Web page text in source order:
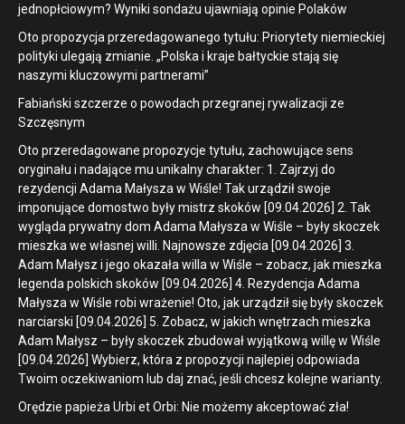
jednopłciowym? Wyniki sondażu ujawniają opinie Polaków
Oto propozycja przeredagowanego tytułu: Priorytety niemieckiej
polityki ulegają zmianie. „Polska i kraje bałtyckie stają się
naszymi kluczowymi partnerami”
Fabiański szczerze o powodach przegranej rywalizacji ze
Szczęsnym
Oto przeredagowane propozycje tytułu, zachowujące sens
oryginału i nadające mu unikalny charakter: 1. Zajrzyj do
rezydencji Adama Małysza w Wiśle! Tak urządził swoje
imponujące domostwo były mistrz skoków [09.04.2026] 2. Tak
wygląda prywatny dom Adama Małysza w Wiśle – były skoczek
mieszka we własnej willi. Najnowsze zdjęcia [09.04.2026] 3.
Adam Małysz i jego okazała willa w Wiśle – zobacz, jak mieszka
legenda polskich skoków [09.04.2026] 4. Rezydencja Adama
Małysza w Wiśle robi wrażenie! Oto, jak urządził się były skoczek
narciarski [09.04.2026] 5. Zobacz, w jakich wnętrzach mieszka
Adam Małysz – były skoczek zbudował wyjątkową willę w Wiśle
[09.04.2026] Wybierz, która z propozycji najlepiej odpowiada
Twoim oczekiwaniom lub daj znać, jeśli chcesz kolejne warianty.
Orędzie papieża Urbi et Orbi: Nie możemy akceptować zła!